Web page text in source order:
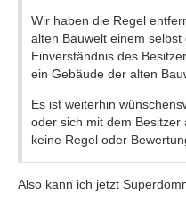
Wir haben die Regel
alten Bauwelt einem
Einverständnis des
ein Gebäude der alten
Es ist weiterhin
oder sich mit dem
keine Regel oder
Also kann ich jetzt